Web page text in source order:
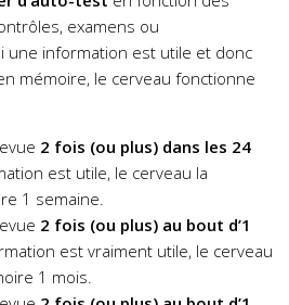
examens ou
une information est utile et donc
mémoire, le cerveau fonctionne
2 fois (ou plus) dans les 24
est utile, le cerveau la
1 semaine.
2 fois (ou plus) au bout d’1
est vraiment utile, le cerveau
1 mois.